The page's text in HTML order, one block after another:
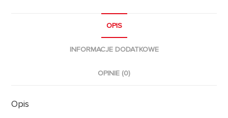
OPIS
INFORMACJE DODATKOWE
OPINIE (0)
Opis